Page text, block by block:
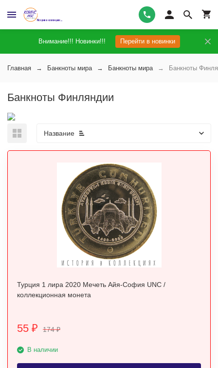
Внимание!!! Новинки!!! Перейти в новинки
Главная Банкноты мира Банкноты мира Банкноты
Банкноты Финляндии
Название
Турция 1 лира 2020 Мечеть Айя-София UNC /
коллекционная монета
55 ₽ 174₽
В наличии